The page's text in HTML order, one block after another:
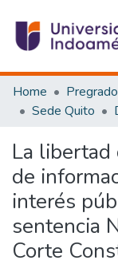
Communities &
All of DSpace
Estadísticas
Home Pregrado
Sede Quito
La libertad
de
interés
sentencia
Corte